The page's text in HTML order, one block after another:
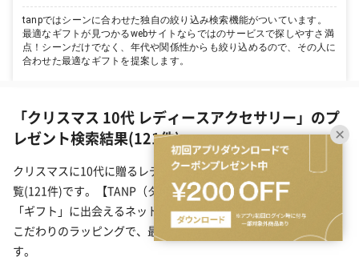
tanpではシーンに合わせた独自の絞り込み検索機能がついています。
最適なギフトが見つかるwebサイトならではのサービスで探しやすさ満
点！シーンだけでなく、年代や関係性からも絞り込めるので、その人に
合わせた最適なギフトを提案します。
「クリスマス 10代 レディースアクセサリー」のプ
レゼント検索結果(121件)
クリスマスに10代に贈るレディースアクセサリーのプレゼント一
覧(121件)です。【TANP（タンプ）】は大切な日にぴったりな
「ギフト」に出会えるネット通販サイトです。こだわりの商品を
こだわりのラッピングで、最短で即日発送にてご対応いたしま
す。